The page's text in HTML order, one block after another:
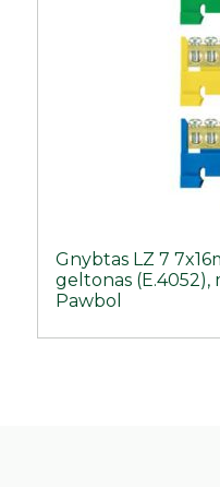
Gnybtas LZ 7
geltonas (E.4052),
Pawbol